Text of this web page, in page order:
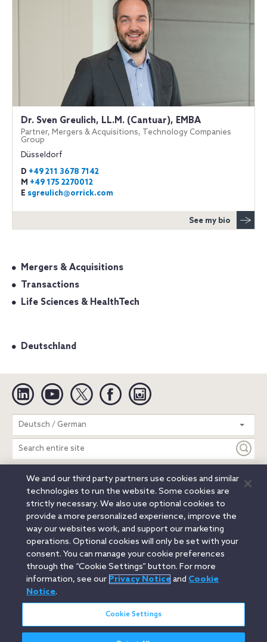
Dr. Sven Greulich, LL.M. (Cantuar), EMBA
Partner, Mergers & Acquisitions, Technology Companies
Group
Düsseldorf
D +49 211 3678 7142
M +49 175 2270012
E sgreulich@orrick.com
See my bio
Mergers & Acquisitions
Transactions
Life Sciences & HealthTech
Deutschland
Linkedin YouTube Twitter Facebook
Deutsch / German
Search
entire
site
Legal Notices Privacy Notice
Cookie Notice
Attorney Advertising
Secure Login
© 2026 Orrick, Herrington & Sutcliffe LLP. All rights reserved.
Austin
Beijing Boston Brussels Charlotte
Chicago
Düsseldorf
Houston Los Angeles
Miami
Milan
Munich New York Orange County
Paris
Portland
Rome Sacramento
San Francisco
Santa Monica
Wheeling, W.V. (GOIC)
We and our third party partners use cookies and similar
technologies to run the website. Some cookies are
strictly necessary. We also use optional cookies to
provide a more personalized experience, improve the
way our websites work, and support our marketing
operations. Optional cookies will only be set with your
consent. You can manage your cookie preferences
through the “Cookie Settings” button. For more
information, see our Privacy Noticeand Cookie
Notice.
Cookie Settings